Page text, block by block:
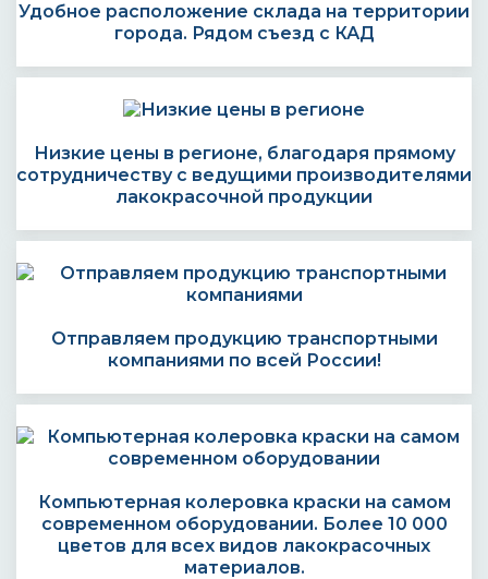
Удобное расположение склада на территории
города. Рядом съезд с КАД
Низкие цены в регионе, благодаря прямому
сотрудничеству с ведущими производителями
лакокрасочной продукции
Отправляем продукцию транспортными
компаниями по всей России!
Компьютерная колеровка краски на самом
современном оборудовании. Более 10 000
цветов для всех видов лакокрасочных
материалов.